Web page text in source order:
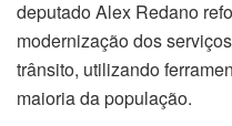
deputado Alex Redano
modernização dos
trânsito, utilizando
maioria da população.